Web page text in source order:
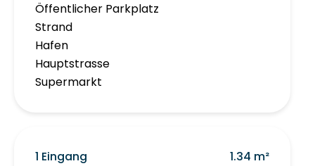
Öffentlicher Parkplatz
Strand
Hafen
Hauptstrasse
Supermarkt
1 Eingang
1.34 m²